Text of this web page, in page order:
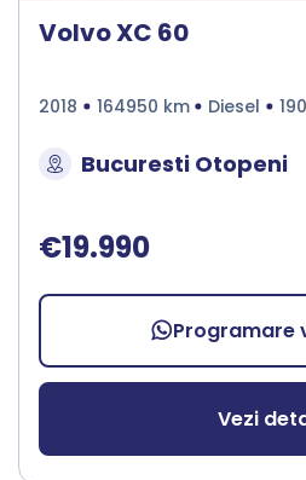
Volvo XC 60
2018 164950 km Diesel
Bucuresti Otopeni
€19.990
Programare
Vezi